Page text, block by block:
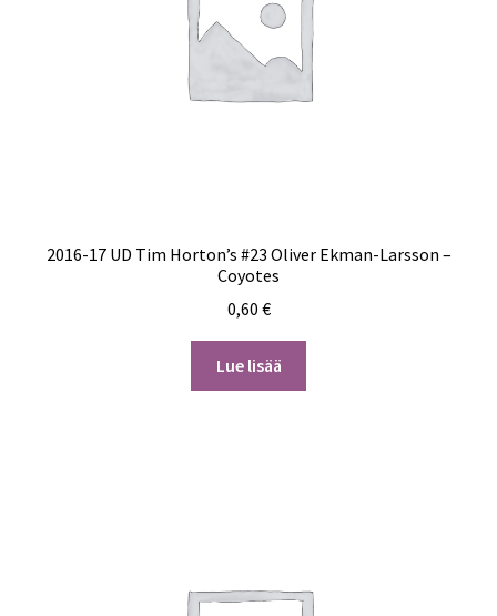
2016-17 UD Tim Horton’s #23 Oliver Ekman-Larsson –
Coyotes
0,60 €
Lue lisää